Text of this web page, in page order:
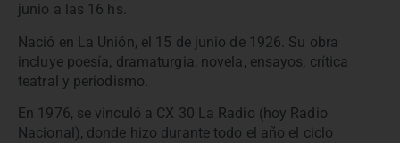
junio a las 16 hs.
Nació en La Unión, el 15 de junio de 1926. Su obra
incluye poesía, dramaturgia, novela, ensayos, crítica
teatral y periodismo.
En 1976, se vinculó a CX 30 La Radio (hoy Radio
Nacional), donde hizo durante todo el año el ciclo